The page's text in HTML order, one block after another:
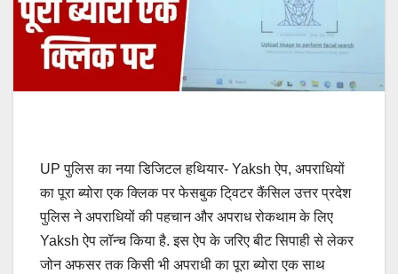
UP पुलिस का नया डिजिटल हथियार- Yaksh ऐप, अपराधियों
का पूरा ब्योरा एक क्लिक पर फेसबुक टि्वटर कैंसिल उत्तर प्रदेश
पुलिस ने अपराधियों की पहचान और अपराध रोकथाम के लिए
Yaksh ऐप लॉन्च किया है. इस ऐप के जरिए बीट सिपाही से लेकर
जोन अफसर तक किसी भी अपराधी का पूरा ब्योरा एक साथ